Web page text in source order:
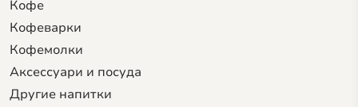
Кофе
Кофеварки
Кофемолки
Аксессуари и посуда
Другие напитки